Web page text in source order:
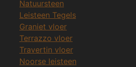
Natuursteen
Leisteen Tegels
Graniet vloer
Terrazzo vloer
Travertin vloer
Noorse leisteen